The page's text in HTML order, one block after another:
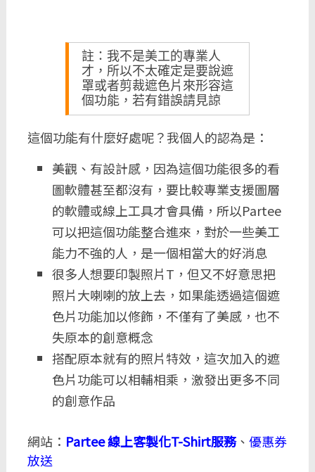
註：我不是美工的專業人
才，所以不太確定是要說遮
罩或者剪裁遮色片來形容這
個功能，若有錯誤請見諒
這個功能有什麼好處呢？我個人的認為是：
美觀、有設計感，因為這個功能很多的看
圖軟體甚至都沒有，要比較專業支援圖層
的軟體或線上工具才會具備，所以Partee
可以把這個功能整合進來，對於一些美工
能力不強的人，是一個相當大的好消息
很多人想要印製照片T，但又不好意思把
照片大喇喇的放上去，如果能透過這個遮
色片功能加以修飾，不僅有了美感，也不
失原本的創意概念
搭配原本就有的照片特效，這次加入的遮
色片功能可以相輔相乘，激發出更多不同
的創意作品
網站： Partee 線上客製化T-Shirt服務、 優惠券
放送